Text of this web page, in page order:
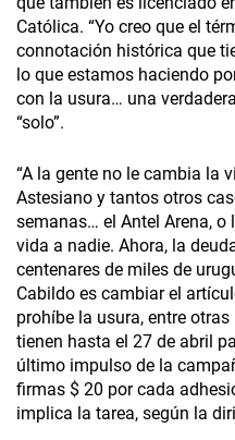
Católica. “Yo creo que el
connotación histórica que
lo que estamos haciendo
con la usura… una
“solo”.
“A la gente no le cambia la
Astesiano y tantos otros
semanas… el Antel Arena,
vida a nadie. Ahora, la
centenares de miles de
Cabildo es cambiar el
prohíbe la usura, entre
tienen hasta el 27 de abril
último impulso de la
firmas $ 20 por cada
implica la tarea, según la